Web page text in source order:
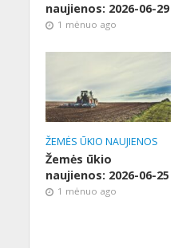
naujienos: 2026-06-29
1 mėnuo ago
ŽEMĖS ŪKIO NAUJIENOS
Žemės ūkio
naujienos: 2026-06-25
1 mėnuo ago